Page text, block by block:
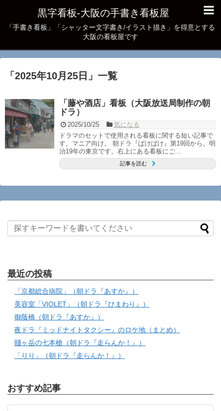
黒字看板‐大阪の手書き看板屋
「手書き看板」「シャッター文字書き/イラスト描き」を得意とする
大阪の看板屋です
「 2025年10月25日 」 一覧
「藤や酒店」看板（大阪放送局制作の朝
ドラ）
2025/10/25
気になる
ドラマのセットで使用される看板に関する短い記事で
す。マニア向け。 朝ドラ『ばけばけ』第19回から。明
治19年の東京です。右上にある看板にご...
記事を読む
最近の投稿
「京都総合病院」（朝ドラ『あすか』）
美容室「VIOLET」（朝ドラ『ひまわり』）
御蔭橋（朝ドラ『あすか』）
夜ドラ『ミッドナイトタクシー』のロケ地（まとめ）
賤ヶ岳の七本槍（朝ドラ『走らんか！』）
「りり」（朝ドラ『走らんか！』）
おすすめ記事